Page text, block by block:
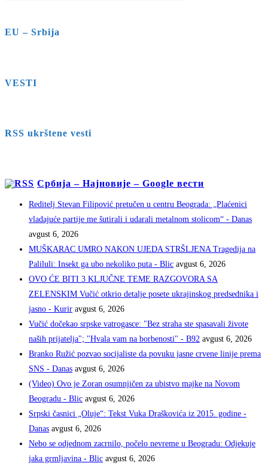
EU – Srbija
VESTI
RSS ukrštene vesti
Србија – Најновије – Google вести
Reditelj Stevan Filipović pretučen u centru Beograda: „Plaćenici
vladajuće partije me šutirali i udarali metalnom stolicom“ - Danas
avgust 6, 2026
MUŠKARAC UMRO NAKON UJEDA STRŠLJENA Tragedija na
Paliluli: Insekt ga ubo nekoliko puta - Blic avgust 6, 2026
OVO ĆE BITI 3 KLJUČNE TEME RAZGOVORA SA
ZELENSKIM Vučić otkrio detalje posete ukrajinskog predsednika i
jasno - Kurir avgust 6, 2026
Vučić dočekao srpske vatrogasce: "Bez straha ste spasavali živote
naših prijatelja"; "Hvala vam na borbenosti" - B92 avgust 6, 2026
Branko Ružić pozvao socijaliste da povuku jasne crvene linije prema
SNS - Danas avgust 6, 2026
(Video) Ovo je Zoran osumnjičen za ubistvo majke na Novom
Beogradu - Blic avgust 6, 2026
Srpski časnici „Oluje“: Tekst Vuka Draškovića iz 2015. godine -
Danas avgust 6, 2026
Nebo se odjednom zacrnilo, počelo nevreme u Beogradu: Odjekuje
jaka grmljavina - Blic avgust 6, 2026